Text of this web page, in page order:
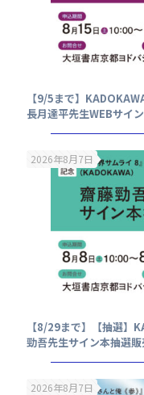
【9/5まで】
長月達平先生WEBサイ
2026年8月7日
【8/29まで】【抽選】
勁吾先生サイン本抽選
2026年8月7日